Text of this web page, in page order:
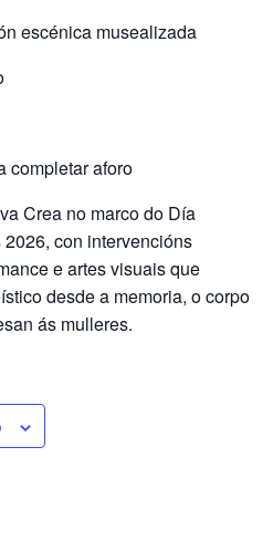
escénica musealizada
completar aforo
Crea no marco do Día
con intervencións
e artes visuais que
desde a memoria, o corpo
ás mulleres.